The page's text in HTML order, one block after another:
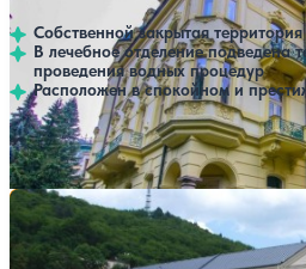
Собственной закрытая территория
В лечебное отделение подведена
проведения водных процедур
Расположен в спокойном и
Профилей лечения:3
Санаторий Sadovy Pramen
Карловы Вары
Нет цен или свободных
Выбрать другой